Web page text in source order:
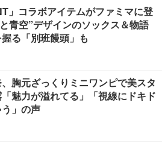
」コラボアイテムがファミマに登
青空”デザインのソックス＆物語
る「別班饅頭」も
胸元ざっくりミニワンピで美スタ
魅力が溢れてる」「視線にドキド
」の声